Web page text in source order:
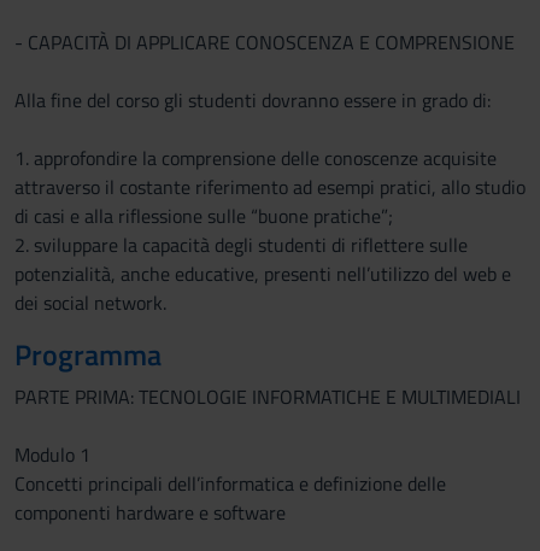
- CAPACITÀ DI APPLICARE CONOSCENZA E COMPRENSIONE
Alla fine del corso gli studenti dovranno essere in grado di:
1. approfondire la comprensione delle conoscenze acquisite
attraverso il costante riferimento ad esempi pratici, allo studio
di casi e alla riflessione sulle “buone pratiche”;
2. sviluppare la capacità degli studenti di riflettere sulle
potenzialità, anche educative, presenti nell’utilizzo del web e
dei social network.
Programma
PARTE PRIMA: TECNOLOGIE INFORMATICHE E MULTIMEDIALI
Modulo 1
Concetti principali dell’informatica e definizione delle
componenti hardware e software